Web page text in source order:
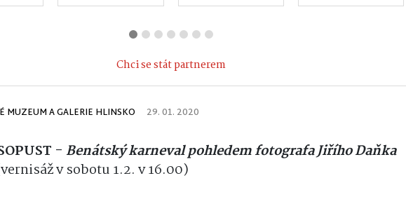
Chci se stát partnerem
MUZEUM A GALERIE HLINSKO 29. 01. 2020
- Benátský karneval pohledem fotografa Jiřího Daňka
v sobotu 1.2. v 16.00)